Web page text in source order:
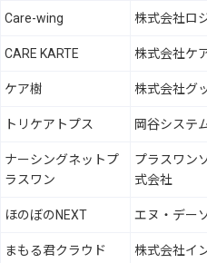
Care-wing 株式会社ロ
CARE KARTE 株式会社ケ
ケア樹 株式会社グ
トリケアトプス 岡谷システ
ナーシングネットプ
ラスワン
プラスワン
式会社
ほのぼのNEXT エヌ・デー
まもる君クラウド 株式会社イ